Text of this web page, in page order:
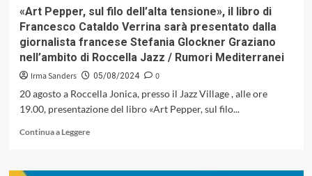
«Art Pepper, sul filo dell’alta tensione», il libro di
Francesco Cataldo Verrina sarà presentato dalla
giornalista francese Stefania Glockner Graziano
nell’ambito di Roccella Jazz / Rumori Mediterranei
Irma Sanders 05/08/2024
0
20 agosto a Roccella Jonica, presso il Jazz Village , alle ore
19.00, presentazione del libro «Art Pepper, sul filo...
Continua a LeggereLeggi
su